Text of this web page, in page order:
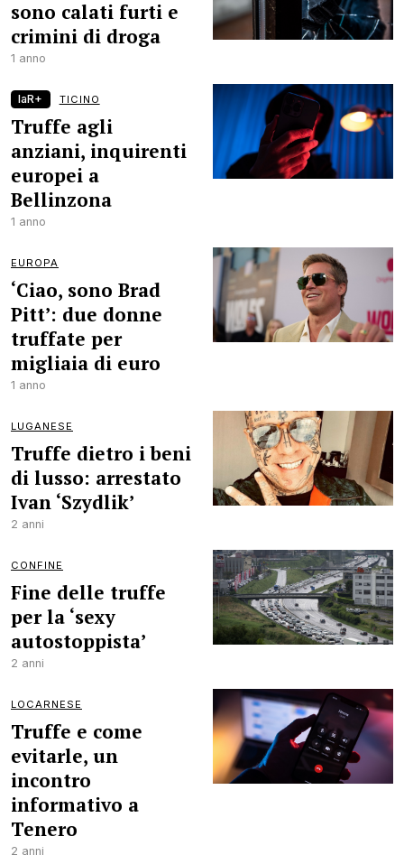
sono calati furti e
crimini di droga
1 anno
laR+ TICINO
Truffe agli
anziani, inquirenti
europei a
Bellinzona
1 anno
EUROPA
‘Ciao, sono Brad
Pitt’: due donne
truffate per
migliaia di euro
1 anno
LUGANESE
Truffe dietro i beni
di lusso: arrestato
Ivan ‘Szydlik’
2 anni
CONFINE
Fine delle truffe
per la ‘sexy
autostoppista’
2 anni
LOCARNESE
Truffe e come
evitarle, un
incontro
informativo a
Tenero
2 anni